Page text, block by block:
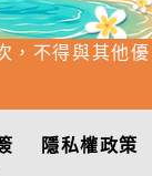
，不得與其他優
隱私權政策